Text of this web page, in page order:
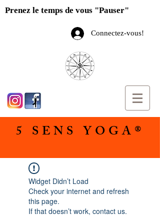
Prenez le temps de vous "Pauser"
Connectez-vous!
5 SENS YOGA®
Widget Didn’t Load
Check your internet and refresh
this page.
If that doesn’t work, contact us.